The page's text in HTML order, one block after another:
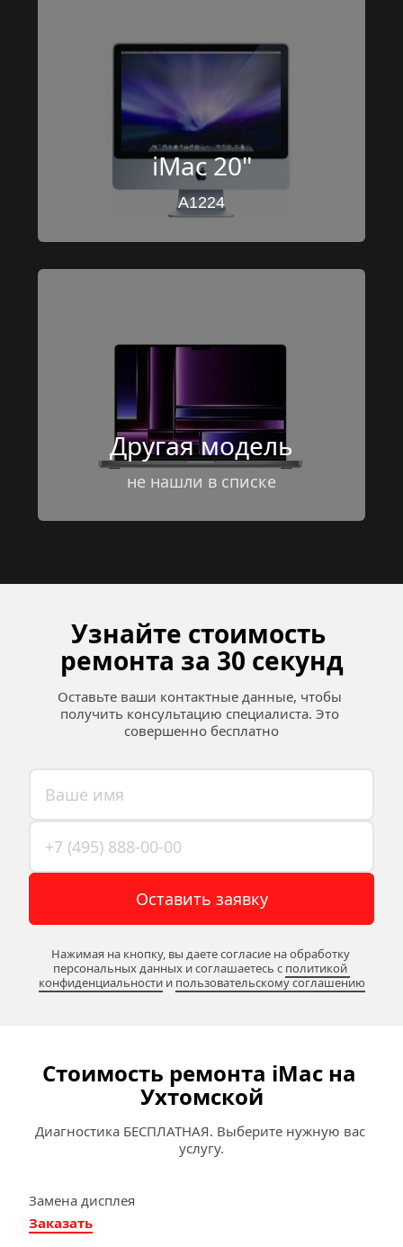
iMac 20"
A1224
Другая модель
не нашли в списке
Узнайте стоимость
ремонта за 30 секунд
Оставьте ваши контактные данные, чтобы
получить консультацию специалиста. Это
совершенно бесплатно
Оставить заявку
Нажимая на кнопку, вы даете согласие на обработку
персональных данных и соглашаетесь c политикой
конфиденциальности и пользовательскому соглашению
Стоимость ремонта iMac на
Ухтомской
Диагностика БЕСПЛАТНАЯ. Выберите нужную вас
услугу.
Замена дисплея
Заказать